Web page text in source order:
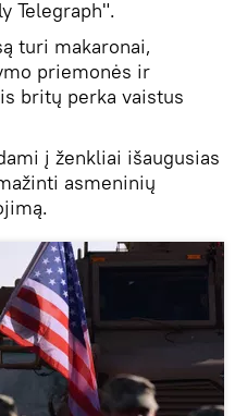
Telegraph".
turi makaronai,
priemonės ir
britų perka vaistus
į ženkliai išaugusias
asmeninių